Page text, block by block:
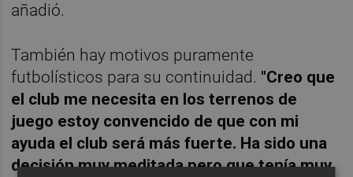
añadió.
También hay motivos puramente
futbolísticos para su continuidad. "Creo que
el club me necesita en los terrenos de
juego estoy convencido de que con mi
ayuda el club será más fuerte. Ha sido una
decisión muy meditada pero que tenía muy